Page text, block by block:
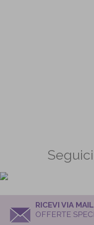
RICEVI VIA MAIL
OFFERTE